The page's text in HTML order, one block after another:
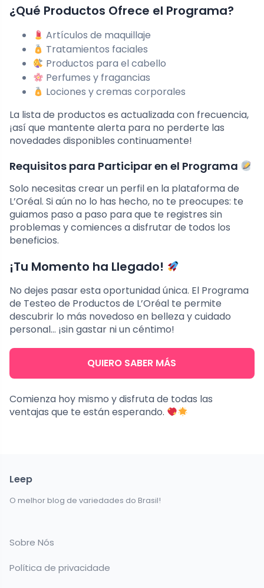
¿Qué Productos Ofrece el Programa?
Artículos de maquillaje
Tratamientos faciales
Productos para el cabello
Perfumes y fragancias
Lociones y cremas corporales
La lista de productos es actualizada con frecuencia,
¡así que mantente alerta para no perderte las
novedades disponibles continuamente!
Requisitos para Participar en el Programa
Solo necesitas crear un perfil en la plataforma de
L’Oréal. Si aún no lo has hecho, no te preocupes: te
guiamos paso a paso para que te registres sin
problemas y comiences a disfrutar de todos los
beneficios.
¡Tu Momento ha Llegado!
No dejes pasar esta oportunidad única. El Programa
de Testeo de Productos de L’Oréal te permite
descubrir lo más novedoso en belleza y cuidado
personal… ¡sin gastar ni un céntimo!
QUIERO SABER MÁS
Comienza hoy mismo y disfruta de todas las
ventajas que te están esperando.
Leep
O melhor blog de variedades do Brasil!
Sobre Nós
Política de privacidade